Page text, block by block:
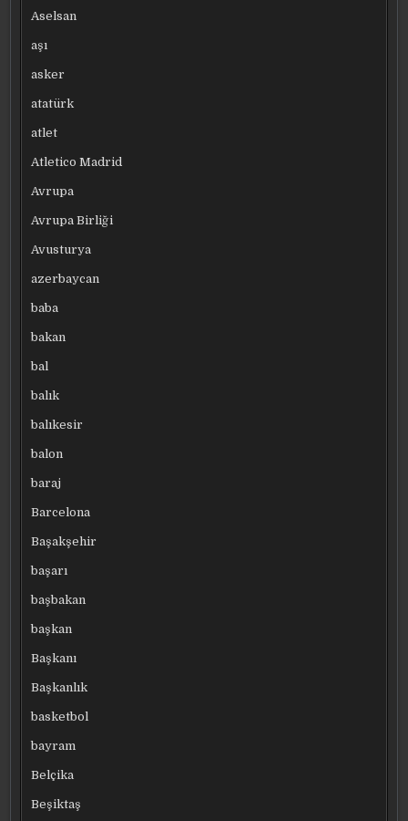
Aselsan
aşı
asker
atatürk
atlet
Atletico Madrid
Avrupa
Avrupa Birliği
Avusturya
azerbaycan
baba
bakan
bal
balık
balıkesir
balon
baraj
Barcelona
Başakşehir
başarı
başbakan
başkan
Başkanı
Başkanlık
basketbol
bayram
Belçika
Beşiktaş